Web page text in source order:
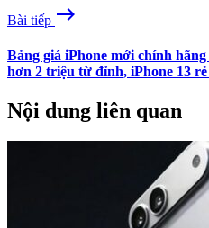
Bài tiếp east
Bảng giá iPhone mới chính
hơn 2 triệu từ đỉnh, iPhone 13
Nội dung liên quan